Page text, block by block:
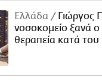
Ελλάδα
Γιώργος
νοσοκομείο ξανά ο
θεραπεία κατά του